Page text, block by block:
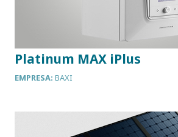
Platinum MAX iPlus
EMPRESA: BAXI